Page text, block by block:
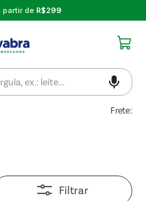
partir de R$299
Frete:
Filtrar